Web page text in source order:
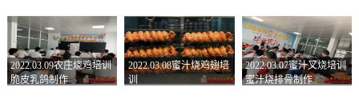
2022.03.09农庄烧鸡培训
脆皮乳鸽制作
2022.03.08蜜汁烧鸡翅培
训
2022.03.07蜜汁叉烧培训
蜜汁烧排骨制作